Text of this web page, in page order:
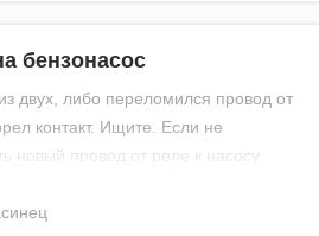
бензонасос
двух, либо переломился провод от
контакт. Ищите. Если не
новый провод от реле к насосу.